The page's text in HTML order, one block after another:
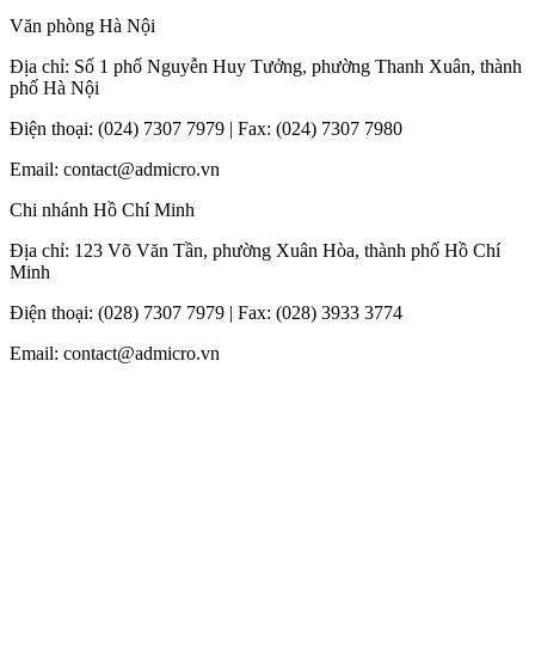
Văn phòng Hà Nội
Địa chỉ: Số 1 phố Nguyễn Huy Tưởng, phường Thanh Xuân, thành
phố Hà Nội
Điện thoại: (024) 7307 7979 | Fax: (024) 7307 7980
Email: contact@admicro.vn
Chi nhánh Hồ Chí Minh
Địa chỉ: 123 Võ Văn Tần, phường Xuân Hòa, thành phố Hồ Chí
Minh
Điện thoại: (028) 7307 7979 | Fax: (028) 3933 3774
Email: contact@admicro.vn